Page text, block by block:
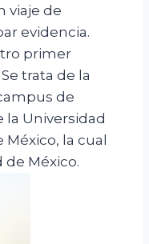
viaje de
evidencia.
primer
trata de la
de
la Universidad
la cual
de México.